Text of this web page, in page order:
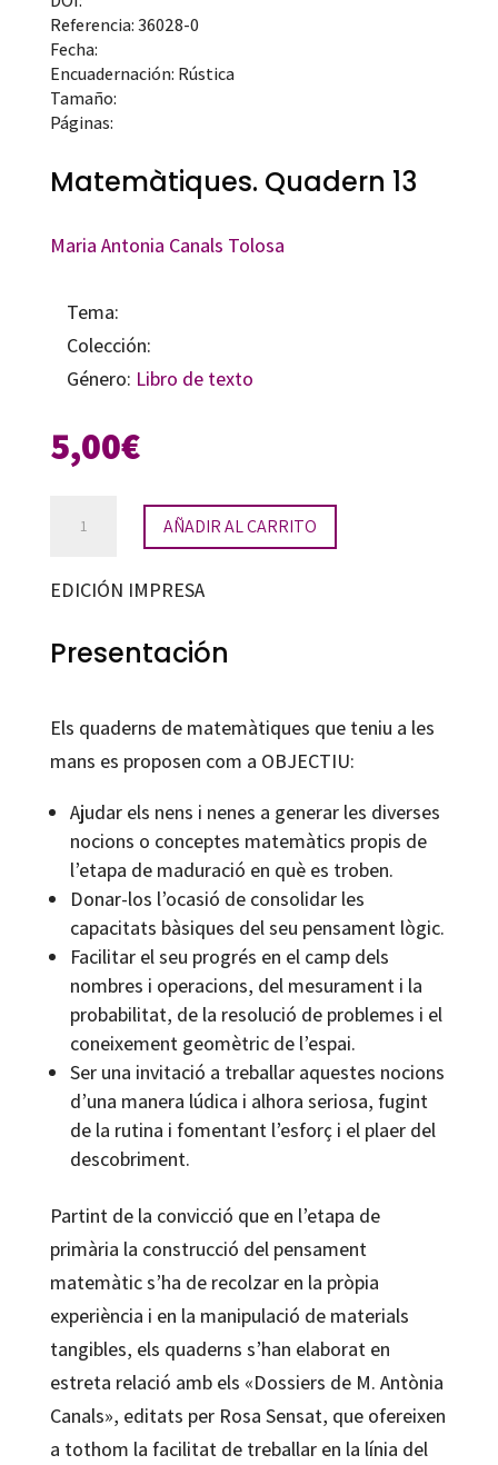
Referencia: 36028-0
Fecha:
Encuadernación: Rústica
Tamaño:
Páginas:
Matemàtiques. Quadern 13
Maria Antonia Canals Tolosa
Tema:
Colección:
Género: Libro de texto
5,00€
Matemàtiques.
13
AÑADIR AL CARRITO
EDICIÓN IMPRESA
Presentación
Els quaderns de matemàtiques que teniu a les
mans es proposen com a OBJECTIU:
Ajudar els nens i nenes a generar les diverses
nocions o conceptes matemàtics propis de
l’etapa de maduració en què es troben.
Donar-los l’ocasió de consolidar les
capacitats bàsiques del seu pensament lògic.
Facilitar el seu progrés en el camp dels
nombres i operacions, del mesurament i la
probabilitat, de la resolució de problemes i el
coneixement geomètric de l’espai.
Ser una invitació a treballar aquestes nocions
d’una manera lúdica i alhora seriosa, fugint
de la rutina i fomentant l’esforç i el plaer del
descobriment.
Partint de la convicció que en l’etapa de
primària la construcció del pensament
matemàtic s’ha de recolzar en la pròpia
experiència i en la manipulació de materials
tangibles, els quaderns s’han elaborat en
estreta relació amb els «Dossiers de M. Antònia
Canals», editats per Rosa Sensat, que ofereixen
a tothom la facilitat de treballar en la línia del